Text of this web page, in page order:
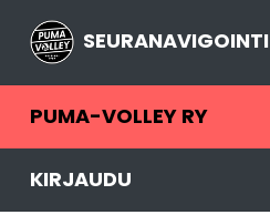
SEURANAVIGOINTI
PUMA-VOLLEY RY
KIRJAUDU